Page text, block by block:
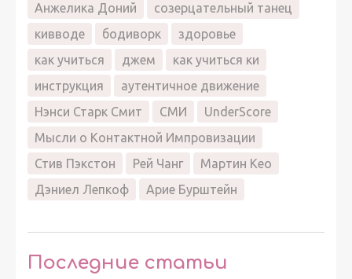
Анжелика Доний
созерцательный танец
кивводе
бодиворк
здоровье
как учиться
джем
как учиться ки
инструкция
аутентичное движение
Нэнси Старк Смит
СМИ
UnderScore
Мысли о Контактной Импровизации
Стив Пэкстон
Рей Чанг
Мартин Кео
Дэниел Лепкоф
Арие Бурштейн
Последние статьи